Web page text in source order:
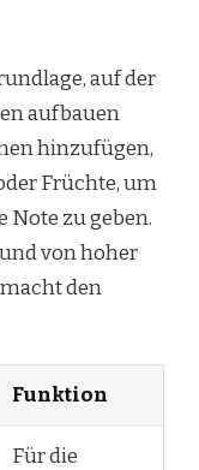
auf der
aufbauen
hinzufügen,
Früchte, um
Note zu geben.
von hoher
den
Funktion
Für die